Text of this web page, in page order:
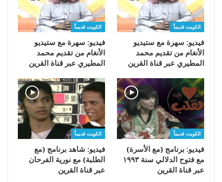
الكويت قديماً
فيديو: سهرة مع ستيديو
الأنغام من تقديم محمد
المطيري عبر قناة القرين
الكويت قديماً
فيديو: سهرة مع ستيديو
الأنغام من تقديم محمد
المطيري عبر قناة القرين
الكويت قديماً
فيديو: برنامج (مع الأسرة)
مع فتوح الدلالي سنة ١٩٩٣
عبر قناة القرين
الكويت قديماً
فيديو: شاهد برنامج (مع
الطلبة) مع نورية الفرحان
عبر قناة القرين